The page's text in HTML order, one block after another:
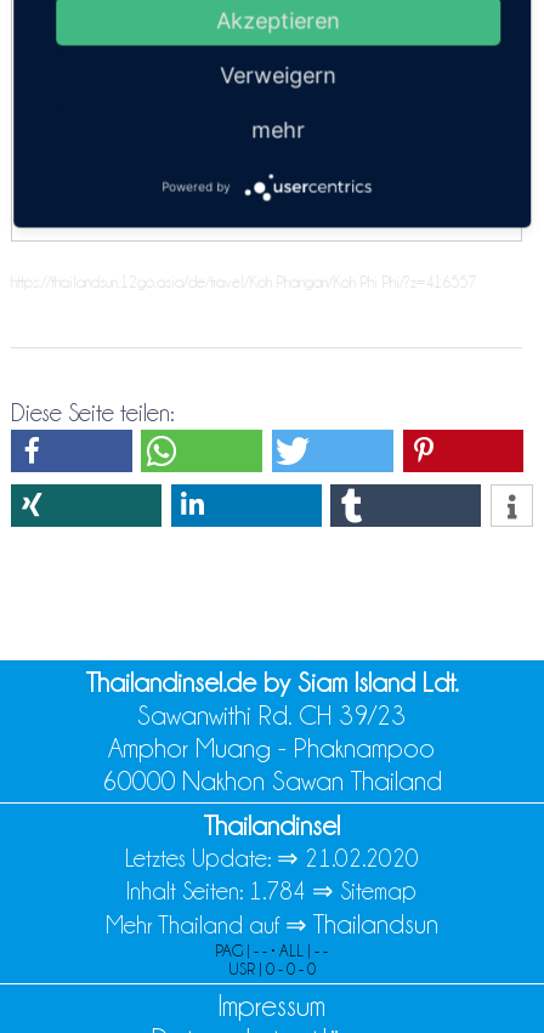
05:00, 05:30, 08:00
Sleeper Boat + Minibus + Fähre
Speedboat + Express Bus + Fähre
https://thailandsun.12go.asia/de/travel/Koh Phangan/Koh Phi Phi/?z=416557
Diese Seite teilen:
Thailandinsel.de by Siam Island Ldt.
Sawanwithi Rd. CH 39/23
Amphor Muang - Phaknampoo
60000 Nakhon Sawan Thailand
Thailandinsel
Letztes Update: ⇒ 21.02.2020
Inhalt Seiten: 1.784 ⇒ Sitemap
Mehr Thailand auf ⇒ Thailandsun
PAG | - - • ALL | - -
USR | 0 - 0 - 0
Impressum
Akzeptieren
Verweigern
mehr
Powered by